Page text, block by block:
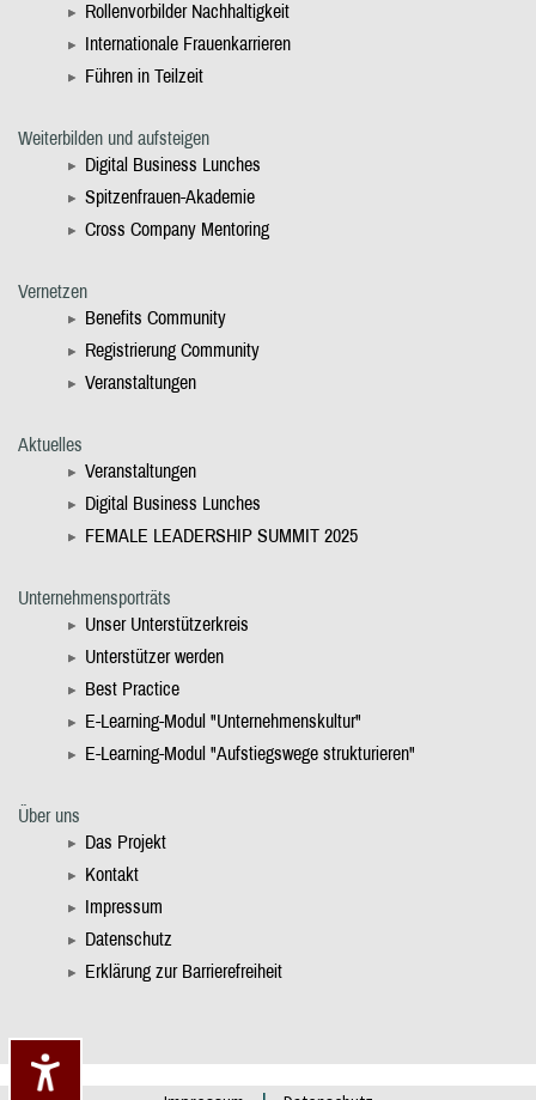
Rollenvorbilder Nachhaltigkeit
Internationale Frauenkarrieren
Führen in Teilzeit
Weiterbilden und aufsteigen
Digital Business Lunches
Spitzenfrauen-Akademie
Cross Company Mentoring
Vernetzen
Benefits Community
Registrierung Community
Veranstaltungen
Aktuelles
Veranstaltungen
Digital Business Lunches
FEMALE LEADERSHIP SUMMIT 2025
Unternehmensporträts
Unser Unterstützerkreis
Unterstützer werden
Best Practice
E-Learning-Modul "Unternehmenskultur"
E-Learning-Modul "Aufstiegswege strukturieren"
Über uns
Das Projekt
Kontakt
Impressum
Datenschutz
Erklärung zur Barrierefreiheit